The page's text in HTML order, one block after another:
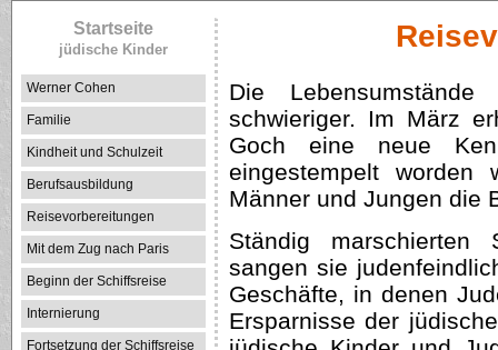
Startseite
jüdische Kinder
Werner Cohen
Familie
Kindheit und Schulzeit
Berufsausbildung
Reisevorbereitungen
Mit dem Zug nach Paris
Beginn der Schiffsreise
Internierung
Fortsetzung der Schiffsreise
Die
schwieriger. Im März
Goch eine neue
eingestempelt worden
Männer und Jungen die
Ständig marschierten
sangen sie
Geschäfte, in denen
Ersparnisse der